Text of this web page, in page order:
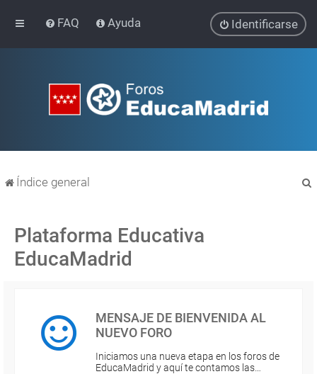
FAQ Ayuda Identificarse
Índice general
Plataforma Educativa
EducaMadrid
MENSAJE DE BIENVENIDA AL
NUEVO FORO
Iniciamos una nueva etapa en los foros de
EducaMadrid y aquí te contamos las…